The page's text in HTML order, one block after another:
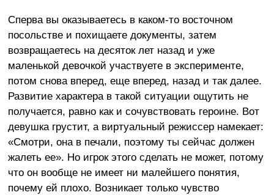
Сперва вы оказываетесь в каком-то восточном
посольстве и похищаете документы, затем
возвращаетесь на десяток лет назад и уже
маленькой девочкой участвуете в эксперименте,
потом снова вперед, еще вперед, назад и так далее.
Развитие характера в такой ситуации ощутить не
получается, равно как и сочувствовать героине. Вот
девушка грустит, а виртуальный режиссер намекает:
«Смотри, она в печали, поэтому ты сейчас должен
жалеть ее». Но игрок этого сделать не может, потому
что он вообще не имеет ни малейшего понятия,
почему ей плохо. Возникает только чувство